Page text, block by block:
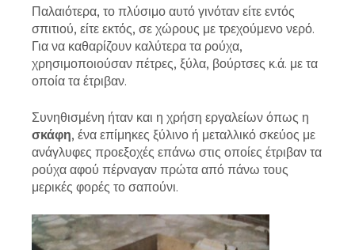
Παλαιότερα, το πλύσιμο αυτό γινόταν είτε εντός
σπιτιού, είτε εκτός, σε χώρους με τρεχούμενο νερό.
Για να καθαρίζουν καλύτερα τα ρούχα,
χρησιμοποιούσαν πέτρες, ξύλα, βούρτσες κ.ά. με τα
οποία τα έτριβαν.
Συνηθισμένη ήταν και η χρήση εργαλείων όπως η
σκάφη, ένα επίμηκες ξύλινο ή μεταλλικό σκεύος με
ανάγλυφες προεξοχές επάνω στις οποίες έτριβαν τα
ρούχα αφού πέρναγαν πρώτα από πάνω τους
μερικές φορές το σαπούνι.